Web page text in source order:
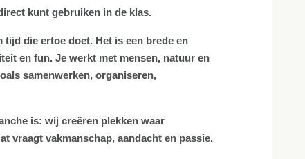
kunt gebruiken in de klas.
die ertoe doet. Het is een brede en
en fun. Je werkt met mensen, natuur en
samenwerken, organiseren,
is: wij creëren plekken waar
vraagt vakmanschap, aandacht en passie.